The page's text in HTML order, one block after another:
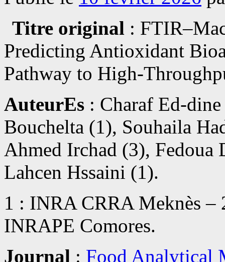
vigne
Botrytis
cinerea
Titre original :
Predicting Antioxidant
Pathway to High-
AuteurEs : Charaf Ed-
Bouchelta (1), Souhaila
Ahmed Irchad (3),
Lahcen Hssaini (1).
1 : INRA CRRA Meknès
INRAPE Comores.
Journal : Food Analytical